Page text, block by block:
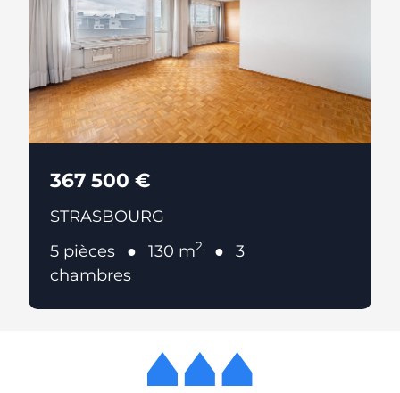
367 500 €
STRASBOURG
5 pièces
130 m2
3
chambres